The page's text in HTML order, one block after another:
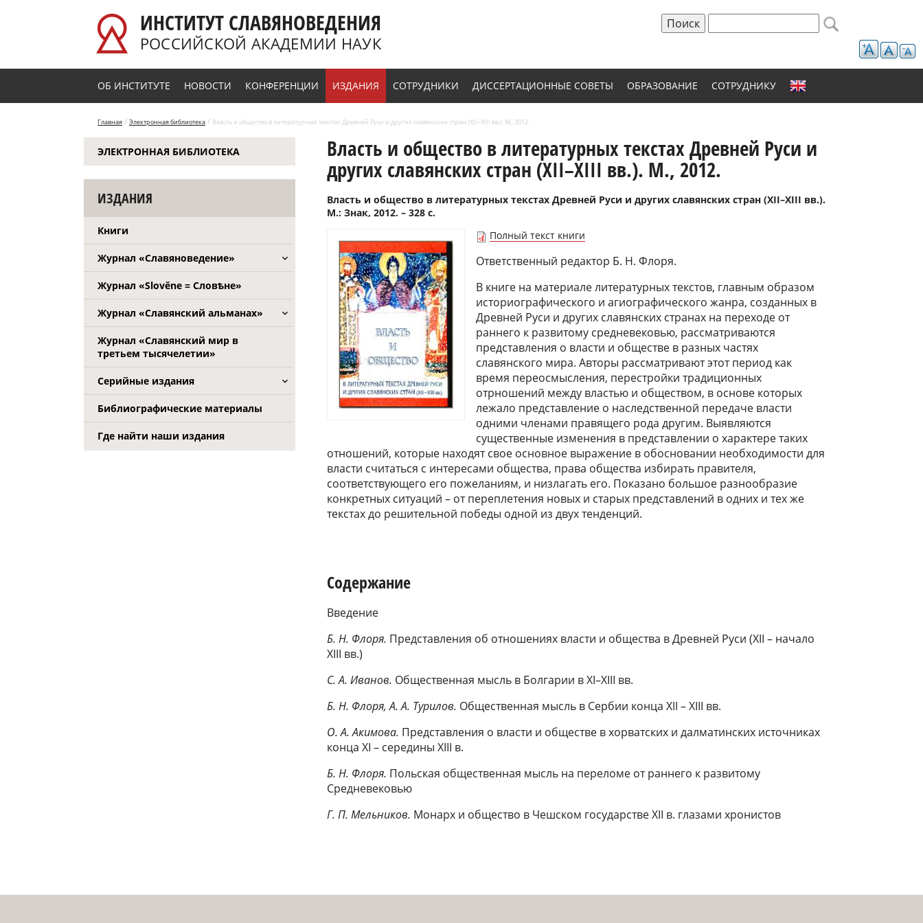
ИНСТИТУТ СЛАВЯНОВЕДЕНИЯ
РОССИЙСКОЙ АКАДЕМИИ НАУК Форма поиска
ОБ ИНСТИТУТЕ НОВОСТИ КОНФЕРЕНЦИИ ИЗДАНИЯ СОТРУДНИКИ ДИССЕРТАЦИОННЫЕ СОВЕТЫ ОБРАЗОВАНИЕ СОТРУДНИКУ
Главная / Электронная библиотека / Власть и общество в литературных текстах Древней Руси и других славянских стран (XII–XIII вв.). М., 2012.
ЭЛЕКТРОННАЯ БИБЛИОТЕКА
ИЗДАНИЯ
Книги
Журнал «Славяноведение»
Журнал «Slověne = Словѣне»
Журнал «Славянский альманах»
Журнал «Славянский мир в
третьем тысячелетии»
Серийные издания
Библиографические материалы
Где найти наши издания
Власть и общество в литературных текстах Древней Руси и
других славянских стран (XII–XIII вв.). М., 2012.
Власть и общество в литературных текстах Древней Руси и других славянских стран (XII–XIII вв.).
М.: Знак, 2012. – 328 с.
Полный текст книги
Ответственный редактор Б. Н. Флоря.
В книге на материале литературных текстов, главным образом
историографического и агиографического жанра, созданных в
Древней Руси и других славянских странах на переходе от
раннего к развитому средневековью, рассматриваются
представления о власти и обществе в разных частях
славянского мира. Авторы рассматривают этот период как
время переосмысления, перестройки традиционных
отрношений между властью и обществом, в основе которых
лежало представление о наследственной передаче власти
одними членами правящего рода другим. Выявляются
существенные изменения в представлении о характере таких
отношений, которые находят свое основное выражение в обосновании необходимости для
власти считаться с интересами общества, права общества избирать правителя,
соответствующего его пожеланиям, и низлагать его. Показано большое разнообразие
конкретных ситуаций – от переплетения новых и старых представлений в одних и тех же
текстах до решительной победы одной из двух тенденций.
Содержание
Введение
Б. Н. Флоря. Представления об отношениях власти и общества в Древней Руси (XII – начало
XIII вв.)
С. А. Иванов. Общественная мысль в Болгарии в XI–XIII вв.
Б. Н. Флоря, А. А. Турилов. Общественная мысль в Сербии конца XII – XIII вв.
О. А. Акимова. Представления о власти и обществе в хорватских и далматинских источниках
конца XI – середины XIII в.
Б. Н. Флоря. Польская общественная мысль на переломе от раннего к развитому
Средневековью
Г. П. Мельников. Монарх и общество в Чешском государстве XII в. глазами хронистов